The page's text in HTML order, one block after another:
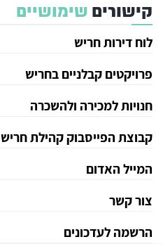
קישורים שימושיים
לוח דירות חריש
פרויקטים קבלניים בחריש
חנויות למכירה ולהשכרה
קבוצת הפייסבוק קהילת חריש
המייל האדום
צור קשר
הרשמה לעדכונים